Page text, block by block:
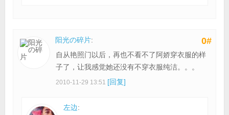
0#
阳光の碎片:
自从艳照门以后，再也不看不了阿娇穿衣服的样
子了，让我感觉她还没有不穿衣服纯洁。。。
2010-11-29 13:51 [回复]
左边: